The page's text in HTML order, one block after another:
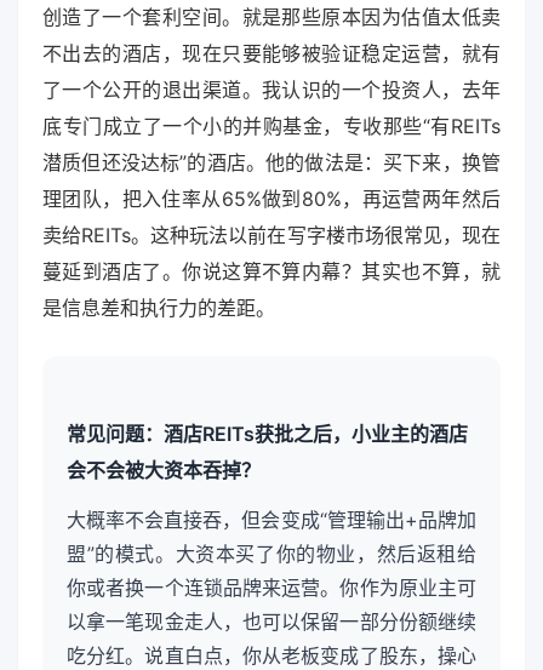
创造了一个套利空间。就是那些原本因为估值太低卖
不出去的酒店，现在只要能够被验证稳定运营，就有
了一个公开的退出渠道。我认识的一个投资人，去年
底专门成立了一个小的并购基金，专收那些“有REITs
潜质但还没达标”的酒店。他的做法是：买下来，换管
理团队，把入住率从65%做到80%，再运营两年然后
卖给REITs。这种玩法以前在写字楼市场很常见，现在
蔓延到酒店了。你说这算不算内幕？其实也不算，就
是信息差和执行力的差距。
常见问题：酒店REITs获批之后，小业主的酒店
会不会被大资本吞掉？
大概率不会直接吞，但会变成“管理输出+品牌加
盟”的模式。大资本买了你的物业，然后返租给
你或者换一个连锁品牌来运营。你作为原业主可
以拿一笔现金走人，也可以保留一部分份额继续
吃分红。说直白点，你从老板变成了股东，操心